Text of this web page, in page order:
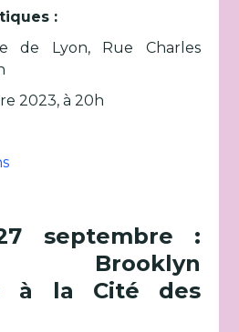
:
de Lyon, Rue Charles
2023, à 20h
septembre :
Brooklyn
à la Cité des